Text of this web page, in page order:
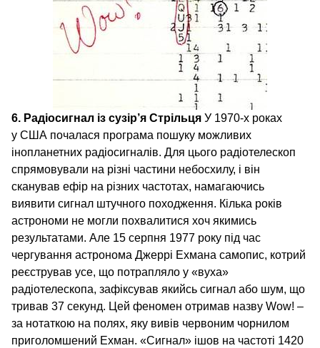
6. Радіосигнал із сузір’я Стрільця У 1970‑х роках
у США почалася програма пошуку можливих
інопланетних радіосигналів. Для цього радіотелескоп
спрямовували на різні частини небосхилу, і він
сканував ефір на різних частотах, намагаючись
виявити сигнал штучного походження. Кілька років
астрономи не могли похвалитися хоч якимись
результатами. Але 15 серпня 1977 року під час
чергування астронома Джеррі Ехмана самопис, котрий
реєстрував усе, що потрапляло у «вуха»
радіотелескопа, зафіксував якийсь сигнал або шум, що
тривав 37 секунд. Цей феномен отримав назву Wоw! –
за нотаткою на полях, яку вивів червоним чорнилом
приголомшений Ехман. «Сигнал» ішов на частоті 1420